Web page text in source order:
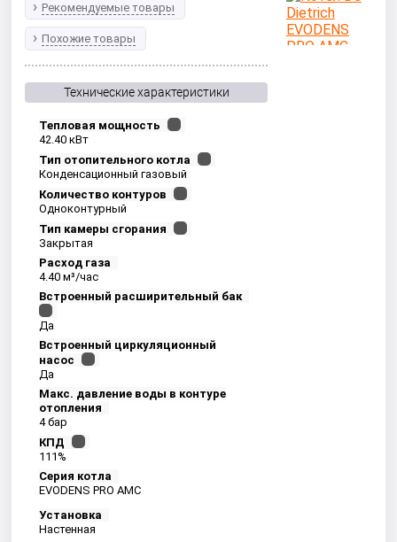
Рекомендуемые товары
Похожие товары
Технические характеристики
Тепловая мощность
42.40 кВт
Тип отопительного котла
Конденсационный газовый
Количество контуров
Одноконтурный
Тип камеры сгорания
Закрытая
Расход газа
4.40 м³/час
Встроенный расширительный бак
Да
Встроенный циркуляционный
насос
Да
Макс. давление воды в контуре
отопления
4 бар
КПД
111%
Серия котла
EVODENS PRO AMC
Установка
Настенная